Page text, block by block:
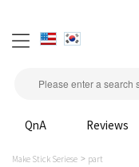
QnA Reviews
Make Stick Seriese part